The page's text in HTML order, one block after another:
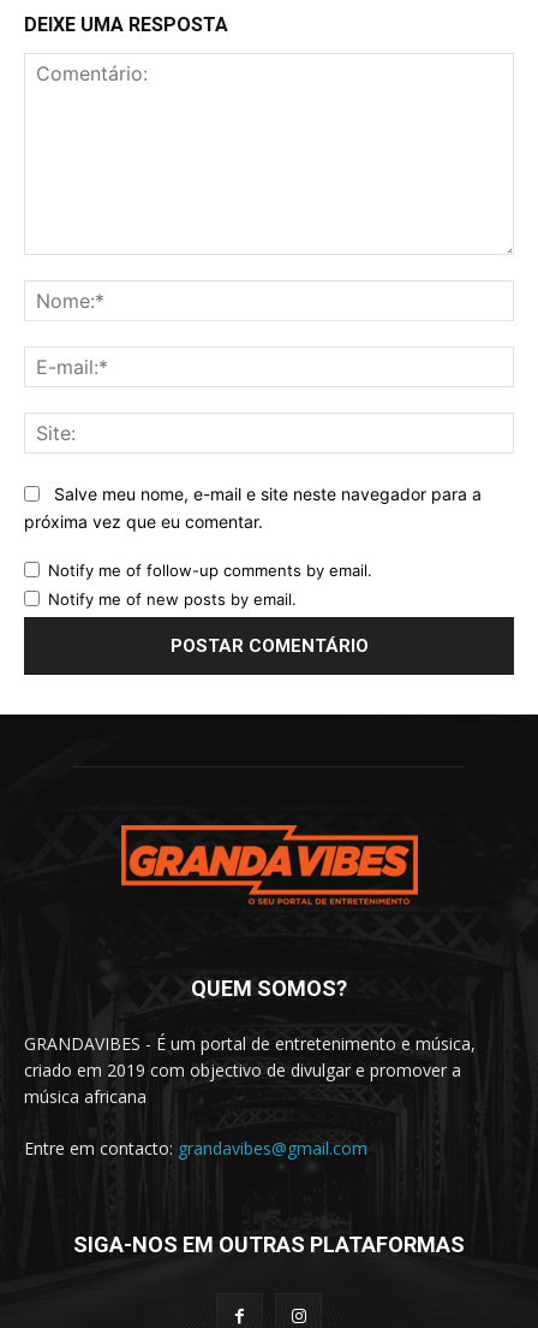
DEIXE UMA RESPOSTA
Salve meu nome, e-mail e site neste navegador para a
próxima vez que eu comentar.
Notify me of follow-up comments by email.
Notify me of new posts by email.
QUEM SOMOS?
GRANDAVIBES - É um portal de entretenimento e música,
criado em 2019 com objectivo de divulgar e promover a
música africana
Entre em contacto: grandavibes@gmail.com
SIGA-NOS EM OUTRAS PLATAFORMAS